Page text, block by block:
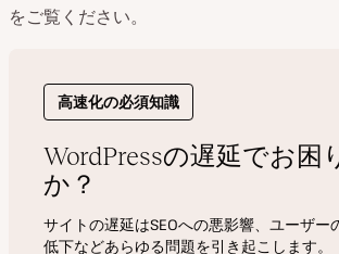
をご覧ください。